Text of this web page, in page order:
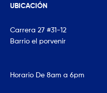
UBICACIÓN
Carrera 27 #31-12
Barrio el porvenir
Horario De 8am a 6pm